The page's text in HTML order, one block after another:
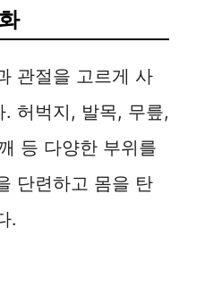
관절을 고르게 사
허벅지, 발목, 무릎,
등 다양한 부위를
단련하고 몸을 탄
.